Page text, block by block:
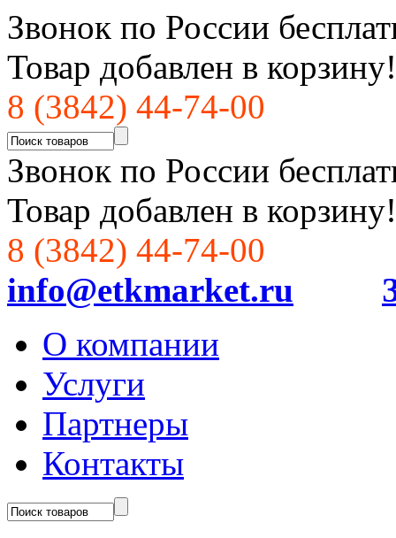
Звонок по России
Товар добавлен в корзину!
8 (3842) 44-74-00
Звонок по России
Товар добавлен в корзину!
8 (3842) 44-74-00
info@etkmarket.ru
О компании
Услуги
Партнеры
Контакты